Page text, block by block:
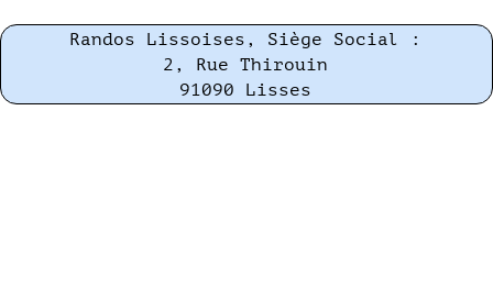
Randos Lissoises, Siège Social :
2, Rue Thirouin
91090 Lisses